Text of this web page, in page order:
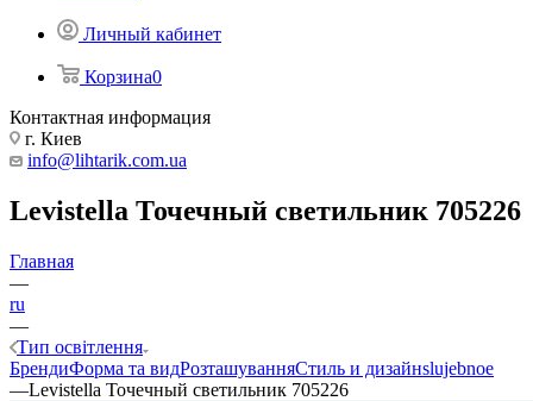
Личный кабинет
Корзина0
Контактная информация
г. Киев
info@lihtarik.com.ua
Levistella Точечный светильник 705226
Главная
—
ru
—
Тип освітлення
БрендиФорма та видРозташуванняСтиль и дизайнslujebnoe
—Levistella Точечный светильник 705226